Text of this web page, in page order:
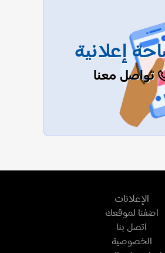
إعلانية
تواصل معنا
الإعلانات
اضفنا لموقعك
اتصل بنا
الخصوصية